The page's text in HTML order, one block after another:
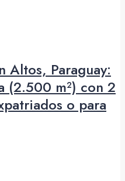
Altos, Paraguay:
(2.500 m²) con 2
o para